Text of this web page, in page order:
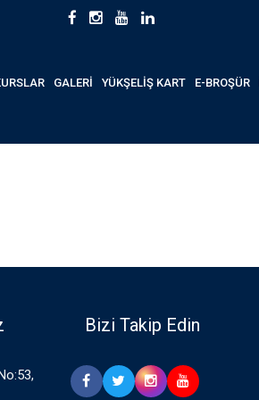
GALERİ YÜKŞELİŞ KART E-BROŞÜR
Bizi Takip Edin